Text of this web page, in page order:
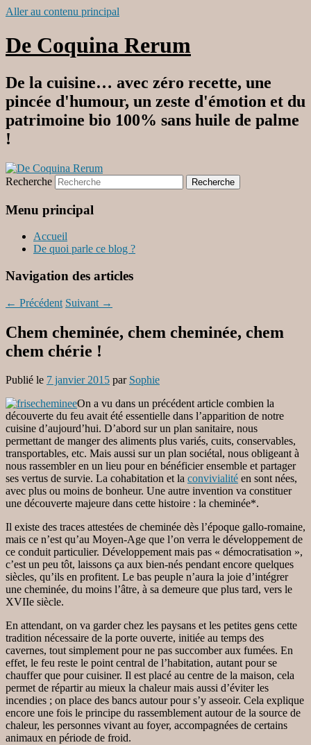
Aller au contenu principal
De Coquina Rerum
De la cuisine… avec zéro recette, une
pincée d'humour, un zeste d'émotion et du
patrimoine bio 100% sans huile de palme
!
Recherche
Menu principal
Accueil
De quoi parle ce blog ?
Navigation des articles
← Précédent Suivant →
Chem cheminée, chem cheminée, chem
chem chérie !
Publié le 7 janvier 2015 par Sophie
On a vu dans un précédent article combien la
découverte du feu avait été essentielle dans l’apparition de notre
cuisine d’aujourd’hui. D’abord sur un plan sanitaire, nous
permettant de manger des aliments plus variés, cuits, conservables,
transportables, etc. Mais aussi sur un plan sociétal, nous obligeant à
nous rassembler en un lieu pour en bénéficier ensemble et partager
ses vertus de survie. La cohabitation et la convivialité en sont nées,
avec plus ou moins de bonheur. Une autre invention va constituer
une découverte majeure dans cette histoire : la cheminée*.
Il existe des traces attestées de cheminée dès l’époque gallo-romaine,
mais ce n’est qu’au Moyen-Age que l’on verra le développement de
ce conduit particulier. Développement mais pas « démocratisation »,
c’est un peu tôt, laissons ça aux bien-nés pendant encore quelques
siècles, qu’ils en profitent. Le bas peuple n’aura la joie d’intégrer
une cheminée, du moins l’âtre, à sa demeure que plus tard, vers le
XVIIe siècle.
En attendant, on va garder chez les paysans et les petites gens cette
tradition nécessaire de la porte ouverte, initiée au temps des
cavernes, tout simplement pour ne pas succomber aux fumées. En
effet, le feu reste le point central de l’habitation, autant pour se
chauffer que pour cuisiner. Il est placé au centre de la maison, cela
permet de répartir au mieux la chaleur mais aussi d’éviter les
incendies ; on place des bancs autour pour s’y asseoir. Cela explique
encore une fois le principe du rassemblement autour de la source de
chaleur, les personnes vivant au foyer, accompagnées de certains
animaux en période de froid.